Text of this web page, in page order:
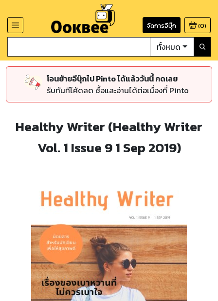
จัดการอีบุ๊ก (0)
ทั้งหมด
โอนย้ายอีบุ๊กไป Pinto ได้แล้ววันนี้ กดเลย
รับทันทีโค้ดลด ซื้อและอ่านได้ต่อเนื่องที่ Pinto
Healthy Writer (Healthy Writer
Vol. 1 Issue 9 1 Sep 2019)